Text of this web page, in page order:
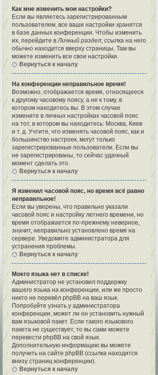
Как мне изменить мои настройки?
Если вы являетесь зарегистрированным
пользователем, все ваши настройки хранятся
в базе данных конференции. Чтобы изменить
их, перейдите вЛичный раздел; ссылка на него
обычно находится вверху страницы. Там вы
можете изменить все свои настройки.
Вернуться к началу
На конференции неправильное время!
Возможно, отображается время, относящееся
к другому часовому поясу, а не к тому, в
котором находитесь вы. В этом случае
измените в личных настройках часовой пояс
на тот, в котором вы находитесь: Москва, Киев
и т. д. Учтите, что изменять часовой пояс, как и
большинство настроек, могут только
зарегистрированные пользователи. Если вы
не зарегистрированы, то сейчас удачный
момент сделать это.
Вернуться к началу
Я изменил часовой пояс, но время всё равно
неправильное!
Если вы уверены, что правильно указали
часовой пояс и настройку летнего времени, но
время отображается по-прежнему неверное,
значит, неправильно установлено время на
сервере. Уведомите администратора для
устранения проблемы.
Вернуться к началу
Моего языка нет в списке!
Администратор не установил поддержку
вашего языка на конференции, или же просто
никто не перевёл phpBB на ваш язык.
Попробуйте узнать у администратора
конференции, может ли он установить нужный
вам языковой пакет. Если такого языкового
пакета не существует, то вы сами можете
перевести phpBB на свой язык.
Дополнительную информацию вы можете
получить на сайте phpBB (ссылка находится
внизу страниц конференции).
Вернуться к началу